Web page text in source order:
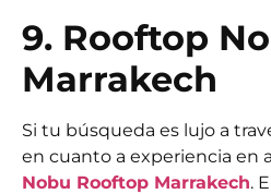
9. Rooftop
Marrakech
Si tu búsqueda es lujo a
en cuanto a experiencia en
Nobu Rooftop Marrakech.